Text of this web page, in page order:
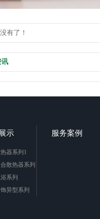
没有了！
讯
示
器系列1
散热器系列
系列
异型系列
服务案例